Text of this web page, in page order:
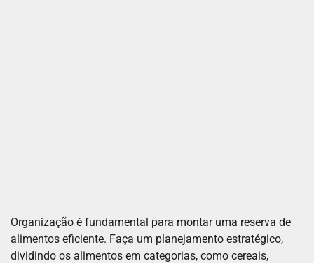
Organização é fundamental para montar uma reserva de
alimentos eficiente. Faça um planejamento estratégico,
dividindo os alimentos em categorias, como cereais,